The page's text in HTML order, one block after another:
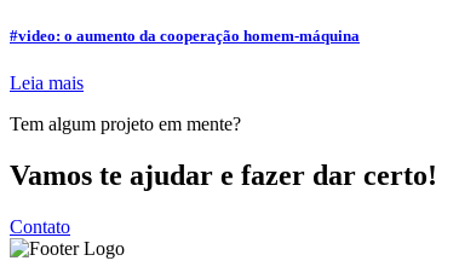
#video: o aumento da cooperação homem-máquina
Leia mais
Tem algum projeto em mente?
Vamos te ajudar e fazer dar certo!
Contato